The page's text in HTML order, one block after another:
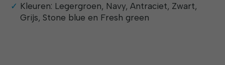
Kleuren: Legergroen, Navy, Antraciet, Zwart,
Grijs, Stone blue en Fresh green